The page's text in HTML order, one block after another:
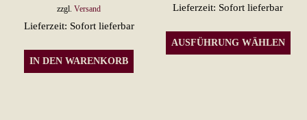
Produktseite
gewählt
zzgl.Versand
Lieferzeit: Sofort lieferbar
IN DEN WARENKORB
Lieferzeit: Sofort lieferbar
AUSFÜHRUNG WÄHLEN